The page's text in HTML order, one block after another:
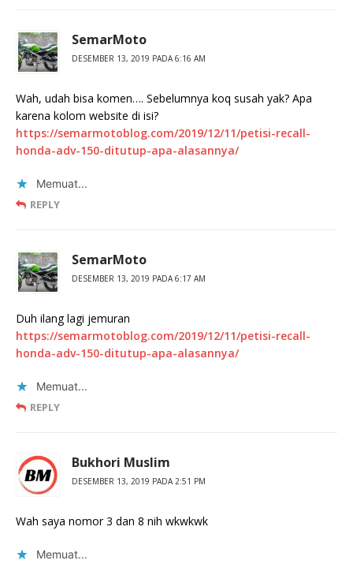
SemarMoto
DESEMBER 13, 2019 PADA 6:16 AM
Wah, udah bisa komen…. Sebelumnya koq susah yak? Apa
karena kolom website di isi?
https://semarmotoblog.com/2019/12/11/petisi-recall-
honda-adv-150-ditutup-apa-alasannya/
Memuat...
REPLY
SemarMoto
DESEMBER 13, 2019 PADA 6:17 AM
Duh ilang lagi jemuran
https://semarmotoblog.com/2019/12/11/petisi-recall-
honda-adv-150-ditutup-apa-alasannya/
Memuat...
REPLY
Bukhori Muslim
DESEMBER 13, 2019 PADA 2:51 PM
Wah saya nomor 3 dan 8 nih wkwkwk
Memuat...